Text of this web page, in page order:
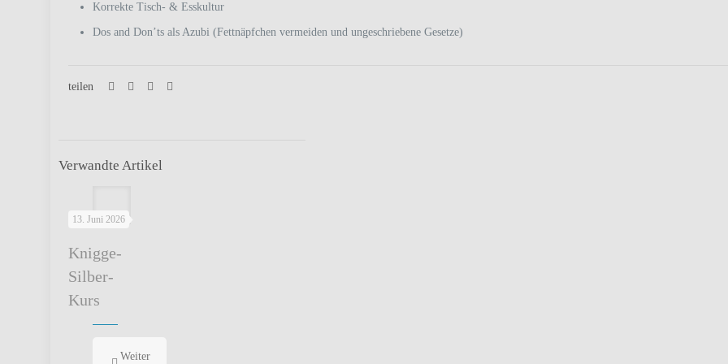
Korrekte Tisch- & Esskultur
Dos and Don’ts als Azubi (Fettnäpfchen vermeiden und ungeschriebene Gesetze)
teilen
Verwandte Artikel
13. Juni 2026
Knigge-
Silber-
Kurs
Weiter